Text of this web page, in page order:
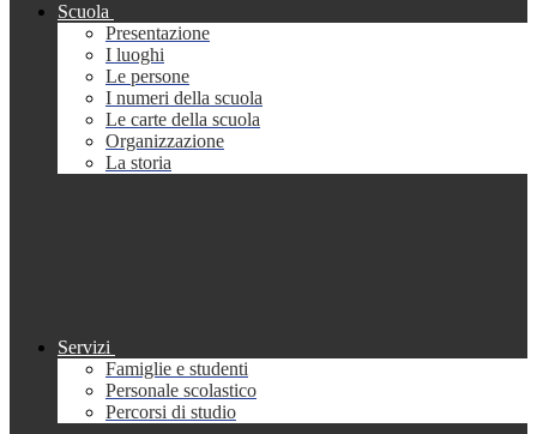
Scuola
Presentazione
I luoghi
Le persone
I numeri della scuola
Le carte della scuola
Organizzazione
La storia
Servizi
Famiglie e studenti
Personale scolastico
Percorsi di studio